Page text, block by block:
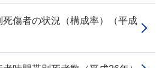
傷者の状況（構成率）（平成